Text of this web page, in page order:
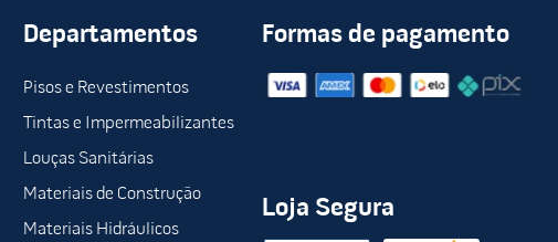
Departamentos
Pisos e Revestimentos
Tintas e Impermeabilizantes
Louças Sanitárias
Materiais de Construção
Materiais Hidráulicos
Formas de pagamento
Loja Segura